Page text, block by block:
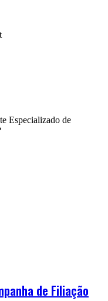
Especializado de
de Filiação